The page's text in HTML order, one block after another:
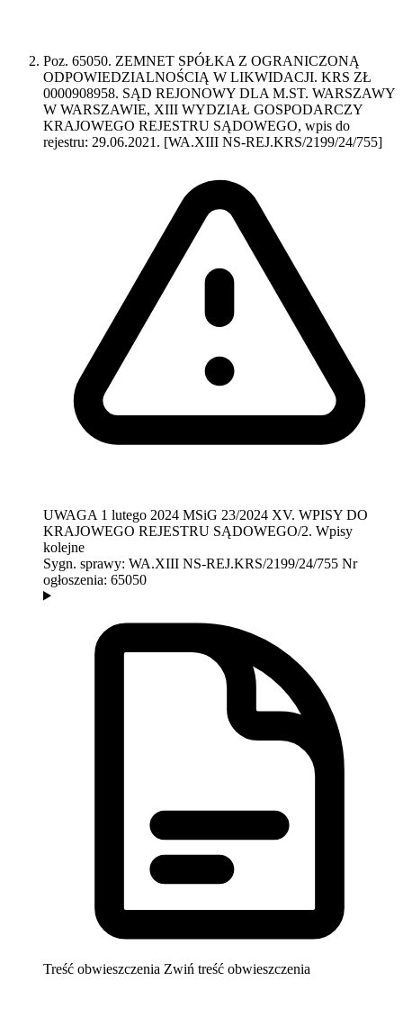
Poz. 65050. ZEMNET SPÓŁKA Z OGRANICZONĄ
ODPOWIEDZIALNOŚCIĄ W LIKWIDACJI. KRS ZŁ
0000908958. SĄD REJONOWY DLA M.ST. WARSZAWY
W WARSZAWIE, XIII WYDZIAŁ GOSPODARCZY
KRAJOWEGO REJESTRU SĄDOWEGO, wpis do
rejestru: 29.06.2021. [WA.XIII NS-REJ.KRS/2199/24/755]
UWAGA 1 lutego 2024 MSiG 23/2024 XV. WPISY DO
KRAJOWEGO REJESTRU SĄDOWEGO/2. Wpisy
kolejne
Sygn. sprawy: WA.XIII NS-REJ.KRS/2199/24/755 Nr
ogłoszenia: 65050
Treść obwieszczenia Zwiń treść obwieszczenia